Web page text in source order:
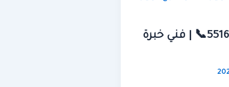
تركيب ستائر السالمية 55165818📞 | فني خبرة